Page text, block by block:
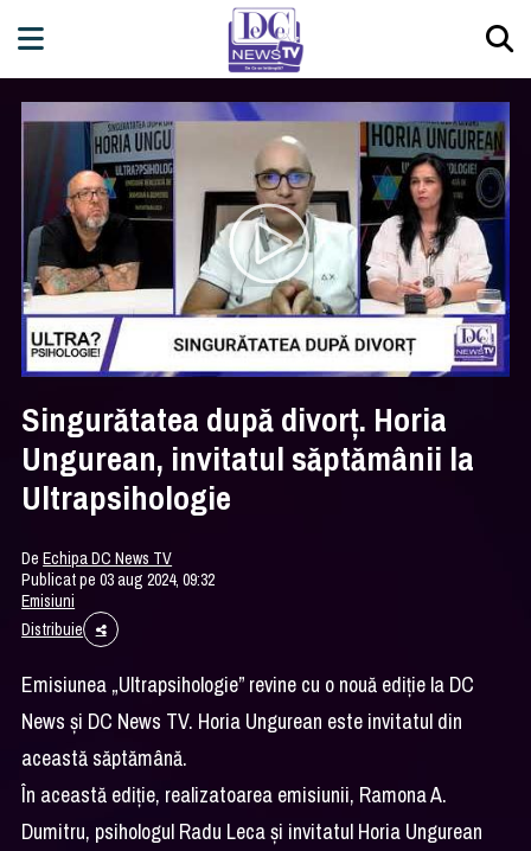
Singurătatea după divorț. Horia
Ungurean, invitatul săptămânii la
Ultrapsihologie
DeEchipa DC News TV
Publicat pe 03 aug 2024, 09:32
Emisiuni
Distribuie
Emisiunea „Ultrapsihologie” revine cu o nouă ediție la DC
News și DC News TV. Horia Ungurean este invitatul din
această săptămână.
În această ediție, realizatoarea emisiunii, Ramona A.
Dumitru, psihologul Radu Leca și invitatul Horia Ungurean